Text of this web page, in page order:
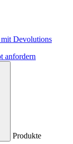
Devolutions
anfordern
Produkte